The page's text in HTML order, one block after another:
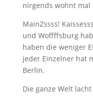
nirgends wohnt mal
MainZssss!
und Woffffsburg
haben die weniger
jeder Einzelner hat
Berlin.
Die ganze Welt